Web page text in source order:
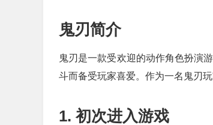
鬼刃简介
鬼刃是一款受欢迎的动作角色扮演
斗而备受玩家喜爱。作为一名鬼刃
1. 初次进入游戏